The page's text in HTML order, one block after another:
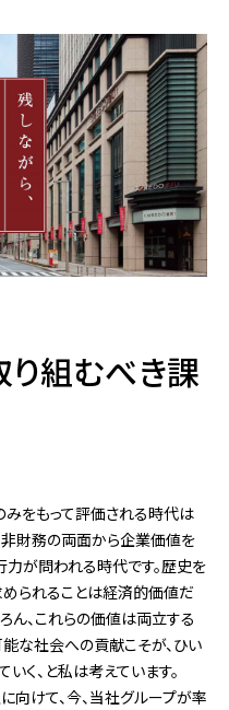
組むべき課
をもって評価される時代は
非財務の両面から企業価値を
が問われる時代です。歴史を
られることは経済的価値だ
ん、これらの価値は両立する
な社会への貢献こそが、ひい
く、と私は考えています。
向けて、今、当社グループが率